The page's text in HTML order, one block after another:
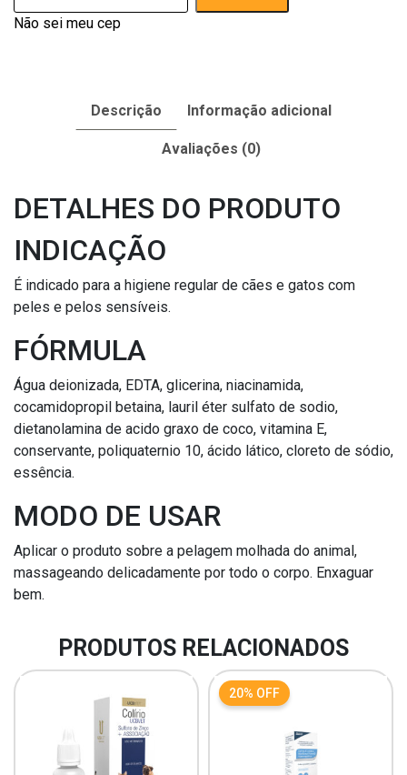
Não sei meu cep
Descrição Informação adicional
Avaliações (0)
DETALHES DO PRODUTO
INDICAÇÃO
É indicado para a higiene regular de cães e gatos com
peles e pelos sensíveis.
FÓRMULA
Água deionizada, EDTA, glicerina, niacinamida,
cocamidopropil betaina, lauril éter sulfato de sodio,
dietanolamina de acido graxo de coco, vitamina E,
conservante, poliquaternio 10, ácido lático, cloreto de sódio,
essência.
MODO DE USAR
Aplicar o produto sobre a pelagem molhada do animal,
massageando delicadamente por todo o corpo. Enxaguar
bem.
PRODUTOS RELACIONADOS
20% OFF